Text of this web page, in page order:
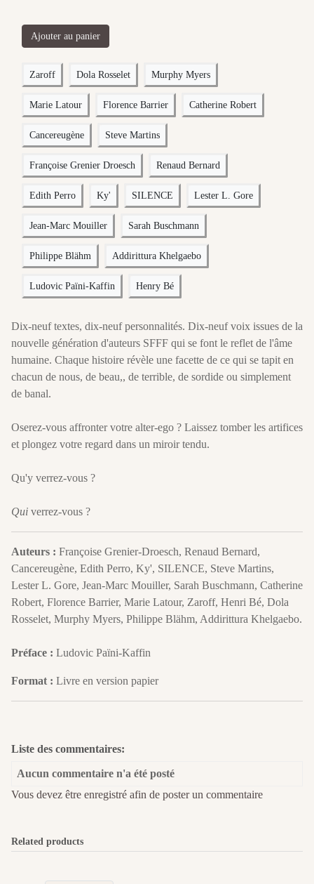
Ajouter au panier
Zaroff Dola Rosselet Murphy Myers
Marie Latour Florence Barrier Catherine Robert
Cancereugène Steve Martins
Françoise Grenier Droesch Renaud Bernard
Edith Perro Ky' SILENCE Lester L. Gore
Jean-Marc Mouiller Sarah Buschmann
Philippe Blähm Addirittura Khelgaebo
Ludovic Païni-Kaffin Henry Bé
Dix-neuf textes, dix-neuf personnalités. Dix-neuf voix issues de la
nouvelle génération d'auteurs SFFF qui se font le reflet de l'âme
humaine. Chaque histoire révèle une facette de ce qui se tapit en
chacun de nous, de beau,, de terrible, de sordide ou simplement
de banal.
Oserez-vous affronter votre alter-ego ? Laissez tomber les artifices
et plongez votre regard dans un miroir tendu.
Qu'y verrez-vous ?
Qui verrez-vous ?
Auteurs : Françoise Grenier-Droesch, Renaud Bernard,
Cancereugène, Edith Perro, Ky', SILENCE, Steve Martins,
Lester L. Gore, Jean-Marc Mouiller, Sarah Buschmann, Catherine
Robert, Florence Barrier, Marie Latour, Zaroff, Henri Bé, Dola
Rosselet, Murphy Myers, Philippe Blähm, Addirittura Khelgaebo.
Préface : Ludovic Païni-Kaffin
Format : Livre en version papier
Liste des commentaires:
Aucun commentaire n'a été posté
Vous devez être enregistré afin de poster un commentaire
Related products